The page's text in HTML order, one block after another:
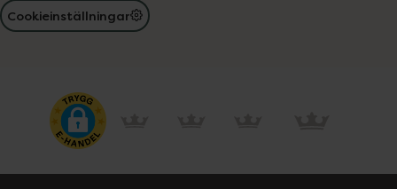
Cookieinställningar